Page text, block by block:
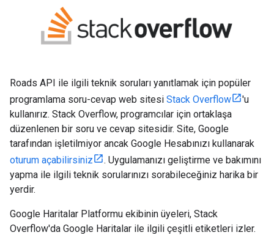
Roads API ile ilgili teknik soruları yanıtlamak için popüler
programlama soru-cevap web sitesi Stack Overflow
'u
kullanırız. Stack Overflow, programcılar için ortaklaşa
düzenlenen bir soru ve cevap sitesidir. Site, Google
tarafından işletilmiyor ancak Google Hesabınızı kullanarak
oturum açabilirsiniz
. Uygulamanızı geliştirme ve bakımını
yapma ile ilgili teknik sorularınızı sorabileceğiniz harika bir
yerdir.
Google Haritalar Platformu ekibinin üyeleri, Stack
Overflow'da Google Haritalar ile ilgili çeşitli etiketleri izler.